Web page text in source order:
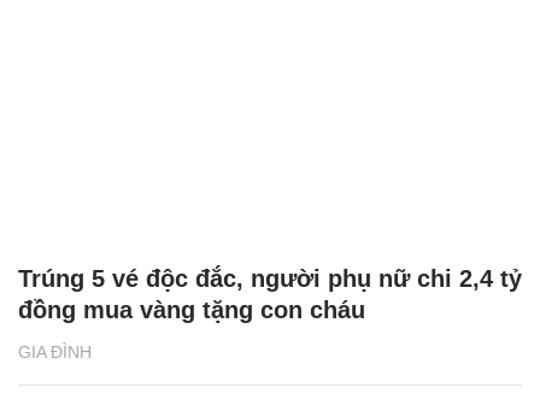
GIA ĐÌNH
Trúng 5 vé độc đắc, người phụ nữ chi 2,4 tỷ
đồng mua vàng tặng con cháu